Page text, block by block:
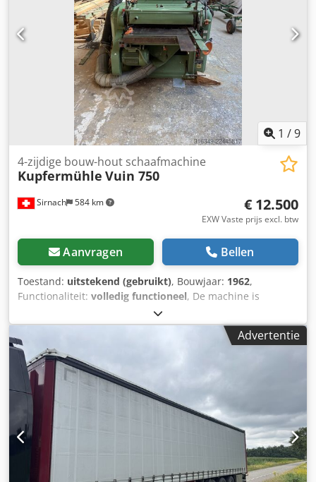
foutcodes voor een eenvoudige probleemoplossing.
uitgerust met temperatuurregeling Rubber membraan 2.5
mm Tafelblad is gemaakt van kunststof 12 mm Olie-vrij
Becker vacuümpomp 25 m3/h Het controlesysteem van de
vacuüm / Tankinhalr 15 l Werkvlak: 3000x1500mm
Verwarming systeemtemperatuur: Max 60 graden C
Chsdpfsdvltysx Aqqsa Verwarmingssysteem: KW 4,5
Uitvoer pomp: 0,75 KW Vacuüm pomp capaciteit: 25 m3/h
Rubber membraan Afmetingen buitenkant: 3100 x 1650 x
1600 mm Gewicht: 450 kg Locatie: Korting op de plank
54634 Bitburg -Vrije lading-
1 /9
Sirnach 584 km
4-zijdige bouw-hout schaafmachine
Kupfermühle Vuin 750
€ 12.500
EXW Vaste prijs excl. btw
Aanvragen Bellen
Toestand: uitstekend (gebruikt), Bouwjaar: 1962,
Functionaliteit: volledig functioneel, De machine is
operationeel en uitgerust met verstelbare afwerk- en
radiusmeetinstrumenten. Cedpfx Aqozp U D Heqsha
Technische gegevens: Fabrikant: Kupfermühle Type: VUIN
750 Bouwjaar: 1962 Machinenummer: 8170 Werkbreedte:
750 mm Werkhoogte: tot 200 mm Schaafkoppen: 140 × 200
mm Verstelbare afwerk- en radiusmeetinstrumenten
Aangedreven invoerrol Segmentvormige drukbal
Elektrische hoogteverstelling Afzuigbuizen inclusief
opvangcollector Staat: operationeel Zware, duurzame
machineconstructie voor gebruik in timmerwerkplaatsen,
zagerijen en bedrijven die bouwmaterialen bewerken.
Bezichtiging en proefdraai zijn na afspraak mogelijk.
Advertentie